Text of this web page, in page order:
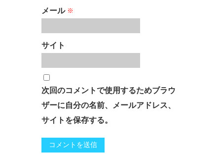
メール ※
サイト
次回のコメントで使用するためブラウ
ザーに自分の名前、メールアドレス、
サイトを保存する。